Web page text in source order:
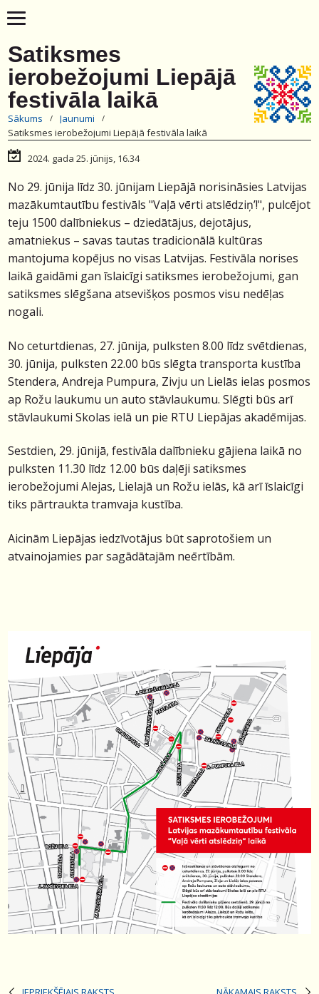
Satiksmes
ierobežojumi Liepājā
festivāla laikā
Sākums
Jaunumi
Satiksmes ierobežojumi Liepājā festivāla laikā
2024. gada 25. jūnijs, 16.34
No 29. jūnija līdz 30. jūnijam Liepājā norisināsies Latvijas
mazākumtautību festivāls "Vaļā vērti atslēdziņ’!", pulcējot
teju 1500 dalībniekus – dziedātājus, dejotājus,
amatniekus – savas tautas tradicionālā kultūras
mantojuma kopējus no visas Latvijas. Festivāla norises
laikā gaidāmi gan īslaicīgi satiksmes ierobežojumi, gan
satiksmes slēgšana atsevišķos posmos visu nedēļas
nogali.
No ceturtdienas, 27. jūnija, pulksten 8.00 līdz svētdienas,
30. jūnija, pulksten 22.00 būs slēgta transporta kustība
Stendera, Andreja Pumpura, Zivju un Lielās ielas posmos
ap Rožu laukumu un auto stāvlaukumu. Slēgti būs arī
stāvlaukumi Skolas ielā un pie RTU Liepājas akadēmijas.
Sestdien, 29. jūnijā, festivāla dalībnieku gājiena laikā no
pulksten 11.30 līdz 12.00 būs daļēji satiksmes
ierobežojumi Alejas, Lielajā un Rožu ielās, kā arī īslaicīgi
tiks pārtraukta tramvaja kustība.
Aicinām Liepājas iedzīvotājus būt saprotošiem un
atvainojamies par sagādātajām neērtībām.